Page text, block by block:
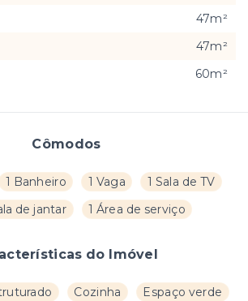
Cômodos
1 Banheiro 1 Vaga
1 Sala de TV
de jantar 1 Área de serviço
do Imóvel
Cozinha
Espaço verde
47m²
47m²
60m²